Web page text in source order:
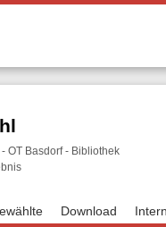
OT Basdorf - Bibliothek
Download